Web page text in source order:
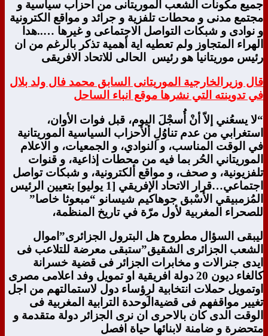
جميع مكونات الشعب الموريتانى من احزاب سياسية و
مجتمع مدنى و محطات تلفزية و جرائد و مواقع الكترونية
و نوادى و شبكات التواصل الاجتماعى و غيرها …..هدا
الهراء المتجاوز ولم تعطيه اية أهمية تذكر بالرغم من ان
رئيس موريتانيا هو رئيس الحالى للاتحاد الافريقى
قال وزيرالخارجية الموريتانى السابق محمد فال ولد بلال
في تدوينته التي نشرها موقع انباء الساحل
“لا يسعُني إلاّ أنْ أُسجْلَ اليوم، قبل فوات الأوان،
استغرابي من عدم تناوُلِ ألأحزاب السياسية الموريتانية
في الوقت المناسب، و النوادي، و الجمعيات، و الاعلام
الموريتاني الحُر بما فيه من محطات إذاعية، و قنوات
تلفزيونية، و صحف، و مواقع ألكترونية، و شبكات تواصل
اجتماعي…قرار الاتحاد الإفريقي [1 يوليو] بتعيين الرئيس
المُزمبيقي الأسْبق جوهاكيم شيسانو “مبعوثا خاصا”
للصحراء المغربية لأول مرّة في تاريخ المنظمة،
ليبقى السؤال مطروح هل البترول الجزائرى”اموال
الشعب الجزائرى الشقيق”ستبقى معرضة للتلاعب فى
ايدى جنرالات و مخابرات الجزائر فى قضية خسرانة
كالغاء ديون 20 دولة افريقية او تمويل وفد اعلامى مصرى
اوتمويل حملات انتخابية لرِؤساء دول لاستمالتهم من اجل
تغيير مواقفهم فى قضيةالوحدة الترابية المغربية فى
الوقت الدى كان بالاحرى ان نرى الجزائر دولة متقدمة و
متحضرة و ضامنة لابنائها حياة افصل